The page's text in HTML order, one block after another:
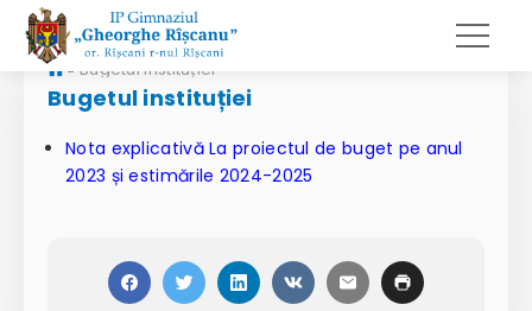
» Bugetul instituției
Bugetul instituției
Nota explicativă La proiectul de buget pe anul
2023 și estimările 2024-2025